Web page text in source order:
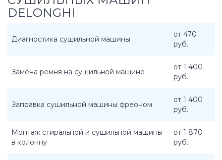
DELONGHI
Диагностика сушильной машины
от 470
руб.
Замена ремня на сушильной машине
от 1 400
руб.
Заправка сушильной машины фреоном
от 1 400
руб.
Монтаж стиральной и сушильной машины
в колонну
от 1 870
руб.